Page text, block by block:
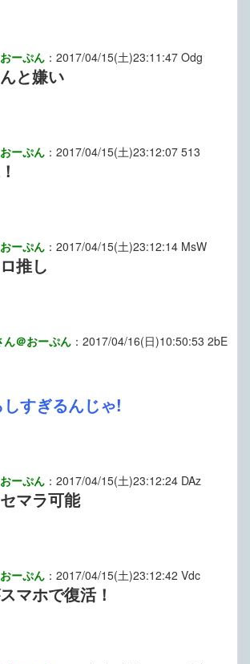
ーぷん ： 2017/04/15(土)23:11:47 Odg
と嫌い
ーぷん ： 2017/04/15(土)23:12:07 513
ーぷん ： 2017/04/15(土)23:12:14 MsW
推し
ん＠おーぷん ： 2017/04/16(日)10:50:53 2bE
すぎるんじゃ!
ーぷん ： 2017/04/15(土)23:12:24 DAz
マラ可能
ーぷん ： 2017/04/15(土)23:12:42 Vdc
マホで復活！